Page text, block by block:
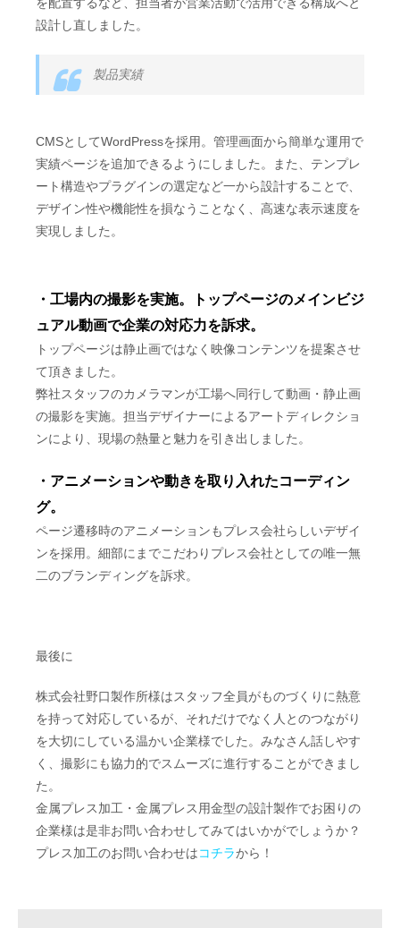
設計し直しました。
製品実績
CMSとしてWordPressを採用。管理画面から簡単な運用で
実績ページを追加できるようにしました。また、テンプレ
ート構造やプラグインの選定など一から設計することで、
デザイン性や機能性を損なうことなく、高速な表示速度を
実現しました。
・工場内の撮影を実施。トップページのメインビジ
ュアル動画で企業の対応力を訴求。
トップページは静止画ではなく映像コンテンツを提案させ
て頂きました。
弊社スタッフのカメラマンが工場へ同行して動画・静止画
の撮影を実施。担当デザイナーによるアートディレクショ
ンにより、現場の熱量と魅力を引き出しました。
・アニメーションや動きを取り入れたコーディン
グ。
ページ遷移時のアニメーションもプレス会社らしいデザイ
ンを採用。細部にまでこだわりプレス会社としての唯一無
二のブランディングを訴求。
最後に
株式会社野口製作所様はスタッフ全員がものづくりに熱意
を持って対応しているが、それだけでなく人とのつながり
を大切にしている温かい企業様でした。みなさん話しやす
く、撮影にも協力的でスムーズに進行することができまし
た。
金属プレス加工・金属プレス用金型の設計製作でお困りの
企業様は是非お問い合わせしてみてはいかがでしょうか？
プレス加工のお問い合わせはコチラから！